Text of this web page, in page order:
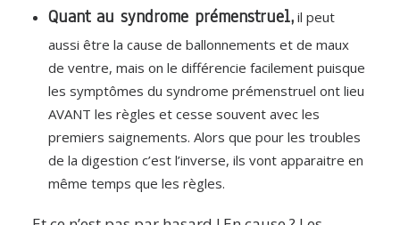
Quant au syndrome prémenstruel, il peut
aussi être la cause de ballonnements et de maux
de ventre, mais on le différencie facilement puisque
les symptômes du syndrome prémenstruel ont lieu
AVANT les règles et cesse souvent avec les
premiers saignements. Alors que pour les troubles
de la digestion c’est l’inverse, ils vont apparaitre en
même temps que les règles.